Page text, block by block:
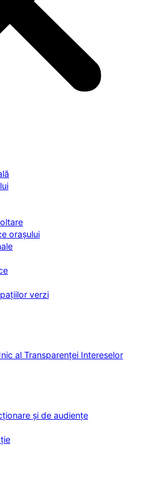
orașului
verzi
al Transparenței Intereselor
și de audiențe